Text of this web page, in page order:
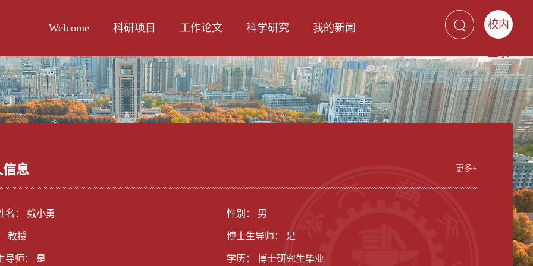
校内
Welcome 科研项目 工作论文 科学研究 我的新闻
息 更多+
名： 戴小勇 性别： 男
教授 博士生导师： 是
导师： 是 学历： 博士研究生毕业